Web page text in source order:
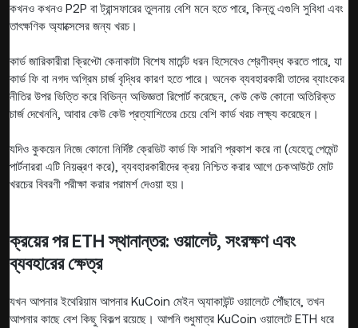
কখনও কখনও P2P বা ট্রান্সফারের তুলনায় বেশি মনে হতে পারে, কিন্তু এগুলি সুবিধা এবং
তাৎক্ষণিক অ্যাক্সেসের জন্য খরচ।
কার্ড জারিকারীরা ক্রিপ্টো কেনাকাটা বিশেষ মার্চেন্ট ধরন হিসেবেও শ্রেণীবদ্ধ করতে পারে, যা
কার্ড ফি বা নগদ অগ্রিম চার্জ বৃদ্ধির কারণ হতে পারে। অনেক ব্যবহারকারী তাদের ব্যাংকের
নীতির উপর ভিত্তি করে বিভিন্ন অভিজ্ঞতা রিপোর্ট করেছেন, কেউ কেউ কোনো অতিরিক্ত
চার্জ দেখেননি, আবার কেউ কেউ প্রত্যাশিতের চেয়ে বেশি কার্ড খরচ লক্ষ্য করেছেন।
যদিও কুকয়েন নিজে কোনো নির্দিষ্ট ক্রেডিট কার্ড ফি সারণি প্রকাশ করে না (যেহেতু পেমেন্ট
পার্টনাররা এটি নিয়ন্ত্রণ করে), ব্যবহারকারীদের ক্রয় নিশ্চিত করার আগে চেকআউটে মোট
খরচের বিবরণী পরীক্ষা করার পরামর্শ দেওয়া হয়।
ক্রয়ের পর ETH স্থানান্তর: ওয়ালেট, সংরক্ষণ এবং
ব্যবহারের ক্ষেত্র
যখন আপনার ইথেরিয়াম আপনার KuCoin মেইন অ্যাকাউন্ট ওয়ালেটে পৌঁছাবে, তখন
আপনার কাছে বেশ কিছু বিকল্প রয়েছে। আপনি শুধুমাত্র KuCoin ওয়ালেটে ETH ধরে